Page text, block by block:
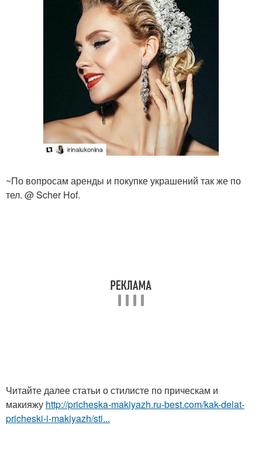
~По вопросам аренды и покупке украшений так же по
тел. @ Scher Hof.
Читайте далее статьи о стилисте по прическам и
макияжу http://pricheska-makiyazh.ru-best.com/kak-delat-
pricheski-i-makiyazh/sti...